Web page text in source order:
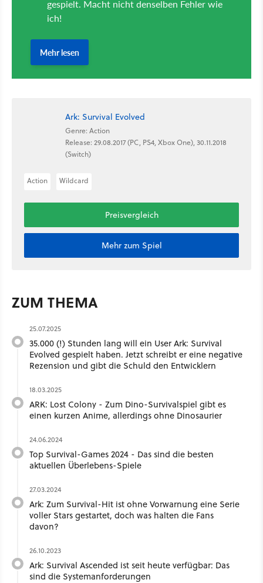
Ark: Survival Evolved
Genre: Action
Release: 29.08.2017 (PC, PS4, Xbox One), 30.11.2018
(Switch)
Action Wildcard
Preisvergleich
Mehr zum Spiel
ZUM THEMA
25.07.2025
35.000 (!) Stunden lang will ein User Ark: Survival
Evolved gespielt haben. Jetzt schreibt er eine negative
Rezension und gibt die Schuld den Entwicklern
18.03.2025
ARK: Lost Colony - Zum Dino-Survivalspiel gibt es
einen kurzen Anime, allerdings ohne Dinosaurier
24.06.2024
Top Survival-Games 2024 - Das sind die besten
aktuellen Überlebens-Spiele
27.03.2024
Ark: Zum Survival-Hit ist ohne Vorwarnung eine Serie
voller Stars gestartet, doch was halten die Fans
davon?
26.10.2023
Ark: Survival Ascended ist seit heute verfügbar: Das
sind die Systemanforderungen